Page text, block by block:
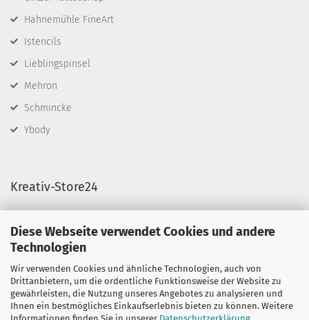
Diese Webseite verwendet Cookies und andere
Technologien
Wir verwenden Cookies und ähnliche Technologien, auch von
Drittanbietern, um die ordentliche Funktionsweise der Website zu
gewährleisten, die Nutzung unseres Angebotes zu analysieren und
Ihnen ein bestmögliches Einkaufserlebnis bieten zu können. Weitere
Informationen finden Sie in unserer Datenschutzerklärung
Hahnemühle FineArt
Istencils
Lieblingspinsel
Mehron
Schmincke
Ybody
Kreativ-Store24
Wir führen Schminkfarben von Diamond FX, Fusion
BodyArt & Mehron sowie Künstlermaterial.
Sie haben Fragen?
telefonisch:
06132-7389580
oder per mail unter: